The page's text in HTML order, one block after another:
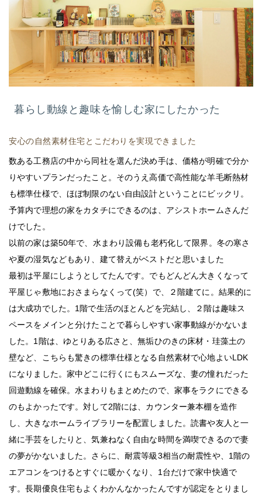
暮らし動線と趣味を愉しむ家にしたかった
安心の自然素材住宅とこだわりを実現できました
数ある工務店の中から同社を選んだ決め手は、価格が明確で分か
りやすいプランだったこと。そのうえ高価で高性能な羊毛断熱材
も標準仕様で、ほぼ制限のない自由設計ということにビックリ。
予算内で理想の家をカタチにできるのは、アシストホームさんだ
けでした。
以前の家は築50年で、水まわり設備も老朽化して限界。冬の寒さ
や夏の湿気などもあり、建て替えがベストだと思いました
最初は平屋にしようとしてたんです。でもどんどん大きくなって
平屋じゃ敷地におさまらなくって(笑）で、２階建てに。結果的に
は大成功でした。1階で生活のほとんどを完結し、２階は趣味ス
ペースをメインと分けたことで暮らしやすい家事動線がかないま
した。1階は、ゆとりある広さと、無垢ひのきの床材・珪藻土の
壁など、こちらも驚きの標準仕様となる自然素材で心地よいLDK
になりました。家中どこに行くにもスムーズな、妻の憧れだった
回遊動線を確保。水まわりもまとめたので、家事をラクにできる
のもよかったです。対して2階には、カウンター兼本棚を造作
し、大きなホームライブラリーを配置しました。読書や友人と一
緒に手芸をしたりと、気兼ねなく自由な時間を満喫できるので妻
の夢がかないました。さらに、耐震等級3相当の耐震性や、1階の
エアコンをつけるとすぐに暖かくなり、1台だけで家中快適で
す。長期優良住宅もよくわかんなかったんですが認定をとりまし